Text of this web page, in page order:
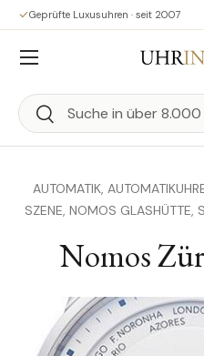
Direkt zum Inhalt
Geprüfte Luxusuhren · seit 2007
Suchen
Suchen
Menü
AUTOMATIK,
SZENE, NOMOS GLASHÜTTE,
Nomos